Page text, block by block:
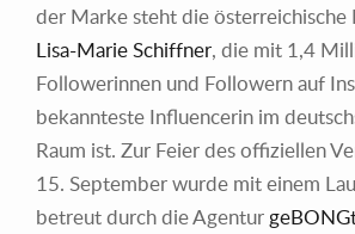
der Marke steht die österreichische
Lisa-Marie Schiffner, die mit 1,4
Followerinnen und Followern auf
bekannteste Influencerin im
Raum ist. Zur Feier des offiziellen
15. September wurde mit einem
betreut durch die Agentur